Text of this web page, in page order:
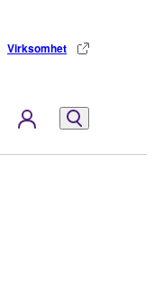
Virksomhet